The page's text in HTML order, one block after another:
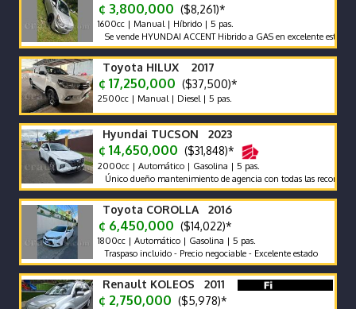
¢ 3,800,000 ($8,261)*
1600cc | Manual | Híbrido | 5 pas.
Se vende HYUNDAI ACCENT Hibrido a GAS en excelente estado
Toyota HILUX 2017
¢ 17,250,000 ($37,500)*
2500cc | Manual | Diesel | 5 pas.
Hyundai TUCSON 2023
¢ 14,650,000 ($31,848)*
2000cc | Automático | Gasolina | 5 pas.
Único dueño mantenimiento de agencia con todas las
Toyota COROLLA 2016
¢ 6,450,000 ($14,022)*
1800cc | Automático | Gasolina | 5 pas.
Traspaso incluido - Precio negociable - Excelente estado
Renault KOLEOS 2011
¢ 2,750,000 ($5,978)*